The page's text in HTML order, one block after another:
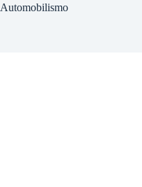
Automobilismo